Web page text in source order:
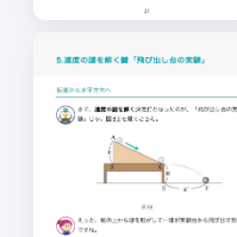
その通りじゃ。
は、落下の実験
なんじゃ。彼は
測し、いくつも
よ。